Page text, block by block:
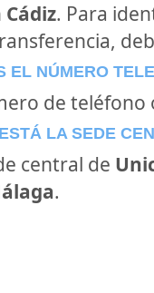
Cádiz. Para
EL NÚMERO
de teléfono
LA SEDE
central de
.